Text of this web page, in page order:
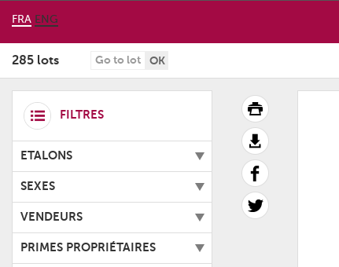
FRA ENG
285 lots OK
FILTRES
ETALONS
SEXES
VENDEURS
PRIMES PROPRIÉTAIRES